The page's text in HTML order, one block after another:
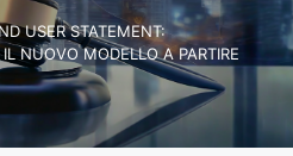
USER STATEMENT:
NUOVO MODELLO A PARTIRE